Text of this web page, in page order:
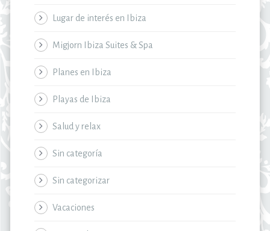
Lugar de interés en Ibiza
Migjorn Ibiza Suites & Spa
Planes en Ibiza
Playas de Ibiza
Salud y relax
Sin categoría
Sin categorizar
Vacaciones